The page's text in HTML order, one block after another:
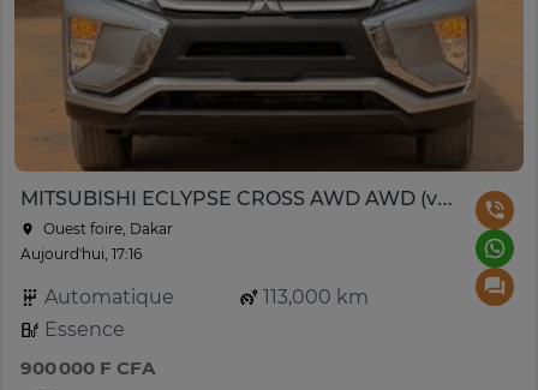
MITSUBISHI ECLYPSE CROSS AWD AWD (version 4X4) Année : 2018
Ouest foire, Dakar
Aujourd'hui, 17:16
Automatique
113,000 km
Essence
900 000 F CFA